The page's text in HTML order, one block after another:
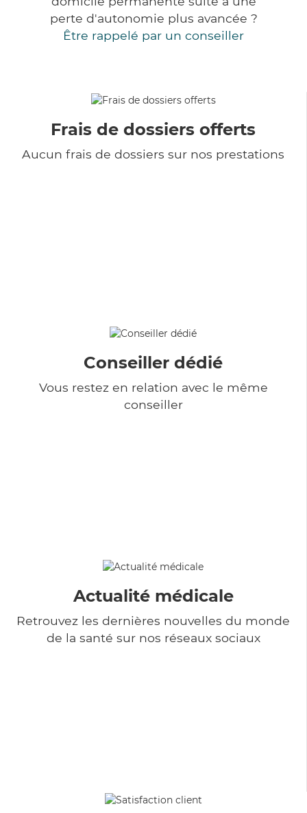
perte d'autonomie plus avancée ?
Être rappelé par un conseiller
Frais de dossiers offerts
Aucun frais de dossiers sur nos prestations
Conseiller dédié
Vous restez en relation avec le même
conseiller
Actualité médicale
Retrouvez les dernières nouvelles du monde
de la santé sur nos réseaux sociaux